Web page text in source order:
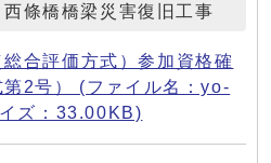
橋橋梁災害復旧工事
合評価方式）参加資格確
2号） (ファイル名：yo-
ズ：33.00KB)